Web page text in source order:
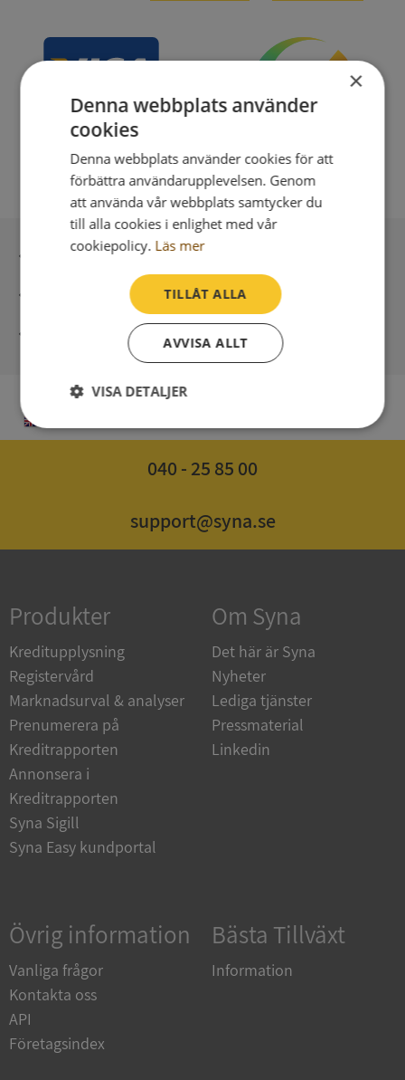
Secure payment with stripe
Direct digital delivery
Syna - Credit reports since 1947
040 - 25 85 00
support@syna.se
Produkter
Kreditupplysning
Registervård
Marknadsurval & analyser
Prenumerera på
Kreditrapporten
Annonsera i
Kreditrapporten
Syna Sigill
Syna Easy kundportal
Om Syna
Det här är Syna
Nyheter
Lediga tjänster
Pressmaterial
Linkedin
Övrig information
Vanliga frågor
Kontakta oss
API
Företagsindex
Bästa Tillväxt
Information
×
Denna webbplats använder
cookies
Denna webbplats använder cookies för att
förbättra användarupplevelsen. Genom
att använda vår webbplats samtycker du
till alla cookies i enlighet med vår
cookiepolicy. Läs mer
TILLÅT ALLA
AVVISA ALLT
VISA DETALJER
Strikt
nödvändigt
Prestanda Inriktning
Funktioner Oklassificerade
Strikt nödvändigt Prestanda
Oklassificerade
Strikt nödvändiga kakor tillåter
kärnwebbplatsfunktioner som användarinloggning
och kontohantering. Webbplatsen kan inte
användas ordentligt utan strikt nödvändiga cookies.
Namn
Privacy Policy